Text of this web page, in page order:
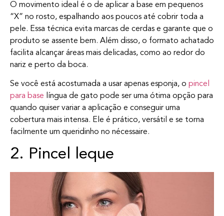
O movimento ideal é o de aplicar a base em pequenos
“X” no rosto, espalhando aos poucos até cobrir toda a
pele. Essa técnica evita marcas de cerdas e garante que o
produto se assente bem. Além disso, o formato achatado
facilita alcançar áreas mais delicadas, como ao redor do
nariz e perto da boca.
Se você está acostumada a usar apenas esponja, o pincel
para base língua de gato pode ser uma ótima opção para
quando quiser variar a aplicação e conseguir uma
cobertura mais intensa. Ele é prático, versátil e se torna
facilmente um queridinho no nécessaire.
2. Pincel leque